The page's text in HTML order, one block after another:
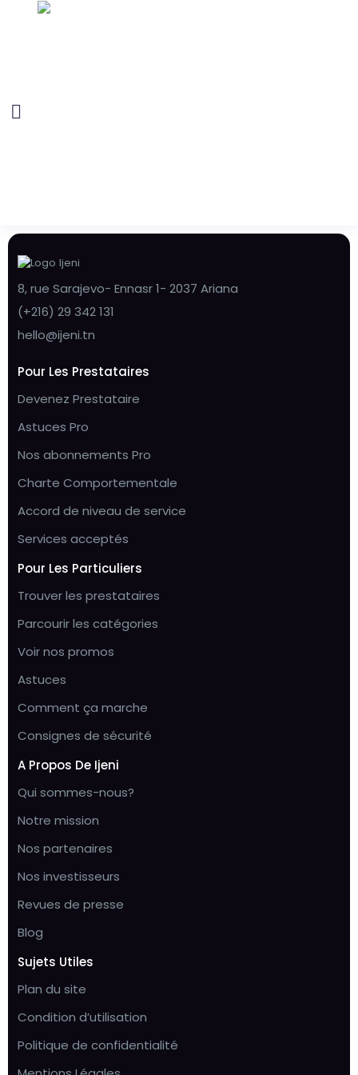
8, rue Sarajevo- Ennasr 1- 2037 Ariana
(+216) 29 342 131
hello@ijeni.tn
Pour Les Prestataires
Devenez Prestataire
Astuces Pro
Nos abonnements Pro
Charte Comportementale
Accord de niveau de service
Services acceptés
Pour Les Particuliers
Trouver les prestataires
Parcourir les catégories
Voir nos promos
Astuces
Comment ça marche
Consignes de sécurité
A Propos De Ijeni
Qui sommes-nous?
Notre mission
Nos partenaires
Nos investisseurs
Revues de presse
Blog
Sujets Utiles
Plan du site
Condition d’utilisation
Politique de confidentialité